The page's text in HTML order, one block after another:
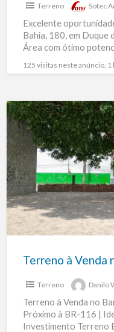
Terreno Sotec
Excelente
Bahia, 180, em Duque
Área com ótimo
125 visitas neste anúncio, 1
Terreno
à
Venda
no
Barroso
em
Fortaleza
–
495
BR-
116
Terreno Danilo
Terreno à Venda no
Próximo à BR-116 |
Investimento Terreno